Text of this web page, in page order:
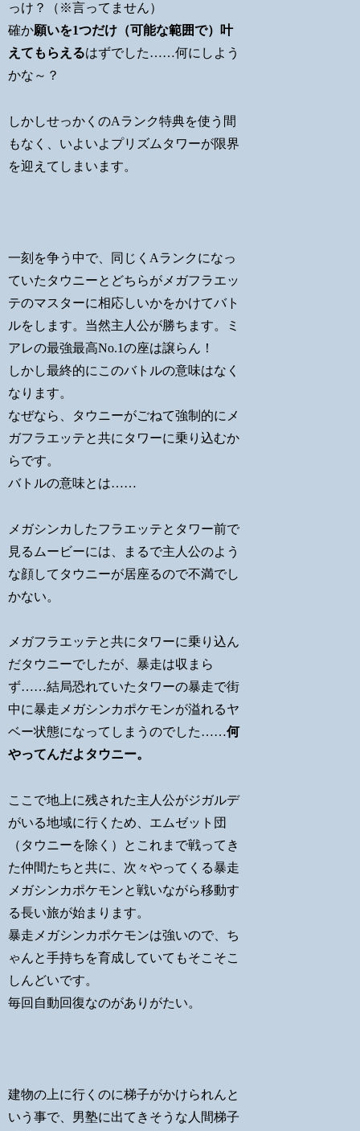
っけ？（※言ってません）
確か願いを1つだけ（可能な範囲で）叶
えてもらえるはずでした……何にしよう
かな～？
しかしせっかくのAランク特典を使う間
もなく、いよいよプリズムタワーが限界
を迎えてしまいます。
一刻を争う中で、同じくAランクになっ
ていたタウニーとどちらがメガフラエッ
テのマスターに相応しいかをかけてバト
ルをします。当然主人公が勝ちます。ミ
アレの最強最高No.1の座は譲らん！
しかし最終的にこのバトルの意味はなく
なります。
なぜなら、タウニーがごねて強制的にメ
ガフラエッテと共にタワーに乗り込むか
らです。
バトルの意味とは……
メガシンカしたフラエッテとタワー前で
見るムービーには、まるで主人公のよう
な顔してタウニーが居座るので不満でし
かない。
メガフラエッテと共にタワーに乗り込ん
だタウニーでしたが、暴走は収まら
ず……結局恐れていたタワーの暴走で街
中に暴走メガシンカポケモンが溢れるヤ
ベー状態になってしまうのでした……何
やってんだよタウニー。
ここで地上に残された主人公がジガルデ
がいる地域に行くため、エムゼット団
（タウニーを除く）とこれまで戦ってき
た仲間たちと共に、次々やってくる暴走
メガシンカポケモンと戦いながら移動す
る長い旅が始まります。
暴走メガシンカポケモンは強いので、ち
ゃんと手持ちを育成していてもそこそこ
しんどいです。
毎回自動回復なのがありがたい。
建物の上に行くのに梯子がかけられんと
いう事で、男塾に出てきそうな人間梯子